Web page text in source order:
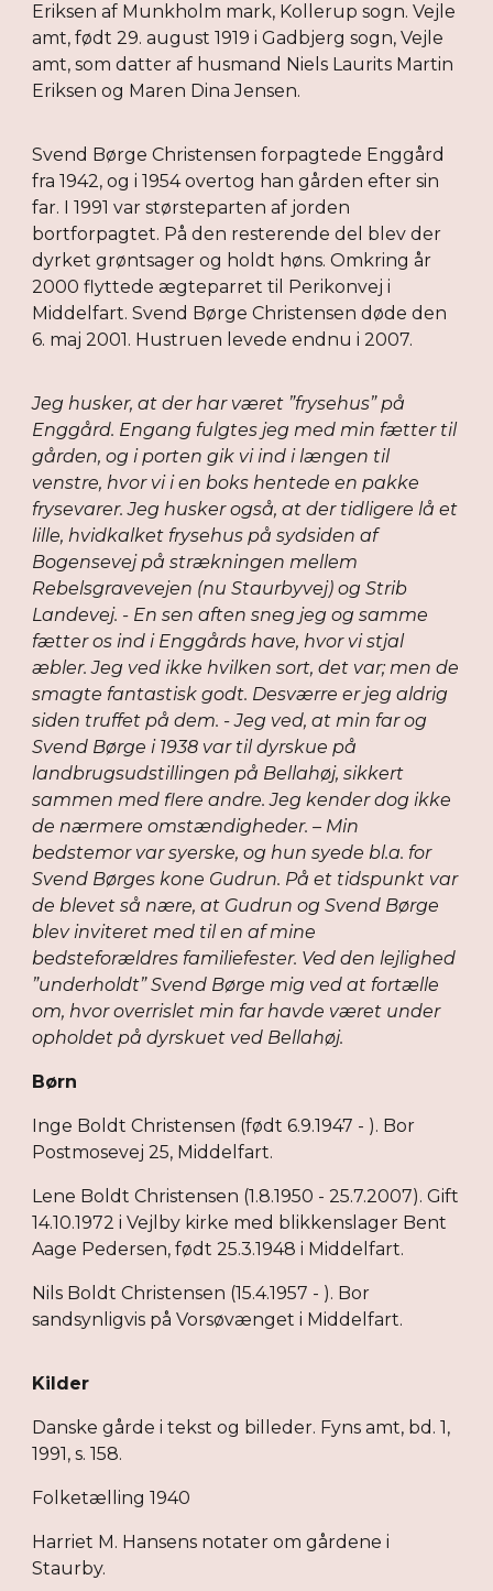
Eriksen af Munkholm mark, Kollerup sogn. Vejle
amt, født 29. august 1919 i Gadbjerg sogn, Vejle
amt, som datter af husmand Niels Laurits Martin
Eriksen og Maren Dina Jensen.
Svend Børge Christensen forpagtede Enggård
fra 1942, og i 1954 overtog han gården efter sin
far. I 1991 var størsteparten af jorden
bortforpagtet. På den resterende del blev der
dyrket grøntsager og holdt høns. Omkring år
2000 flyttede ægteparret til Perikonvej i
Middelfart. Svend Børge Christensen døde den
6. maj 2001. Hustruen levede endnu i 2007.
Jeg husker, at der har været ”frysehus” på
Enggård. Engang fulgtes jeg med min fætter til
gården, og i porten gik vi ind i længen til
venstre, hvor vi i en boks hentede en pakke
frysevarer. Jeg husker også, at der tidligere lå et
lille, hvidkalket frysehus på sydsiden af
Bogensevej på strækningen mellem
Rebelsgravevejen (nu Staurbyvej) og Strib
Landevej. - En sen aften sneg jeg og samme
fætter os ind i Enggårds have, hvor vi stjal
æbler. Jeg ved ikke hvilken sort, det var; men de
smagte fantastisk godt. Desværre er jeg aldrig
siden truffet på dem. - Jeg ved, at min far og
Svend Børge i 1938 var til dyrskue på
landbrugsudstillingen på Bellahøj, sikkert
sammen med flere andre. Jeg kender dog ikke
de nærmere omstændigheder. – Min
bedstemor var syerske, og hun syede bl.a. for
Svend Børges kone Gudrun. På et tidspunkt var
de blevet så nære, at Gudrun og Svend Børge
blev inviteret med til en af mine
bedsteforældres familiefester. Ved den lejlighed
”underholdt” Svend Børge mig ved at fortælle
om, hvor overrislet min far havde været under
opholdet på dyrskuet ved Bellahøj.
Børn
Inge Boldt Christensen (født 6.9.1947 - ). Bor
Postmosevej 25, Middelfart.
Lene Boldt Christensen (1.8.1950 - 25.7.2007). Gift
14.10.1972 i Vejlby kirke med blikkenslager Bent
Aage Pedersen, født 25.3.1948 i Middelfart.
Nils Boldt Christensen (15.4.1957 - ). Bor
sandsynligvis på Vorsøvænget i Middelfart.
Kilder
Danske gårde i tekst og billeder. Fyns amt, bd. 1,
1991, s. 158.
Folketælling 1940
Harriet M. Hansens notater om gårdene i
Staurby.